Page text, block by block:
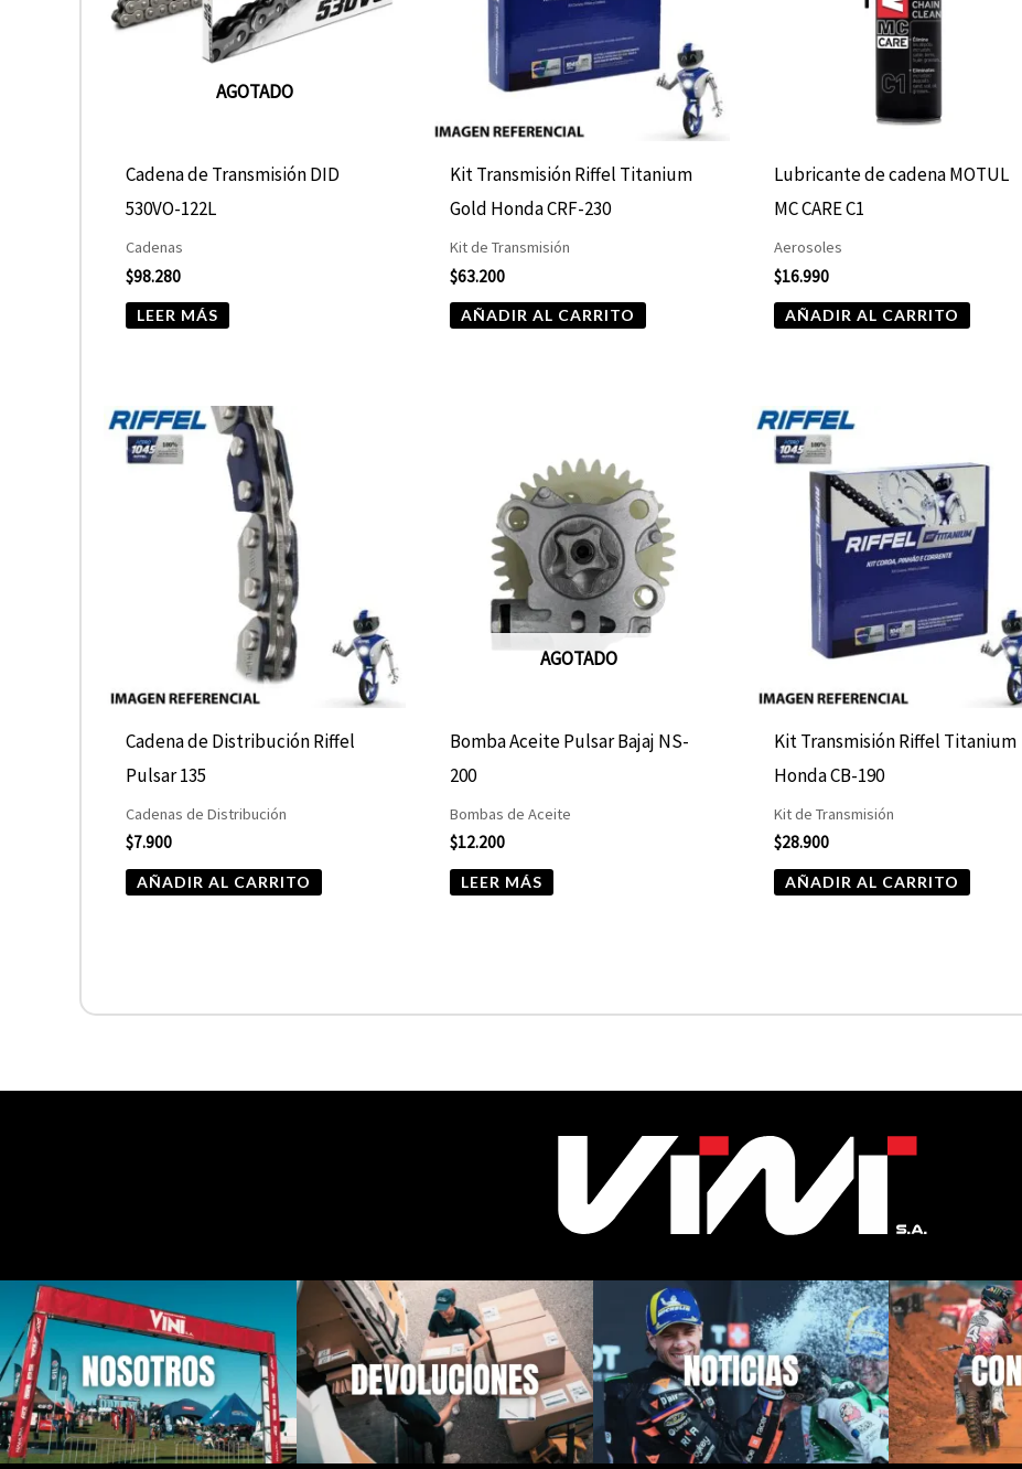
AGOTADO
Cadena de Transmisión DID
530VO-122L
Cadenas
$98.280
LEER MÁS
Kit Transmisión Riffel Titanium
Gold Honda CRF-230
Kit de Transmisión
$63.200
AÑADIR AL CARRITO
Lubricante de cadena MOTUL
MC CARE C1
Aerosoles
$16.990
AÑADIR AL CARRITO
Cadena de Distribución Riffel
Pulsar 135
Cadenas de Distribución
$7.900
AÑADIR AL CARRITO
AGOTADO
Bomba Aceite Pulsar Bajaj NS-
200
Bombas de Aceite
$12.200
LEER MÁS
Kit Transmisión Riffel Titanium
Honda CB-190
Kit de Transmisión
$28.900
AÑADIR AL CARRITO